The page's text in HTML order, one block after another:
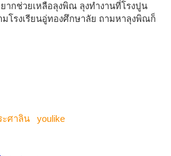
ากช่วยเหลือลุงพิณ ลุงทำงานที่โรงปูน
โรงเรียนอู่ทองศึกษาลัย ถามหาลุงพิณก็
ะศาลิน youlike